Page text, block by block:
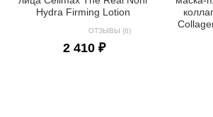
Hydra Firming Lotion
ОТЗЫВЫ (6)
2 410 ₽